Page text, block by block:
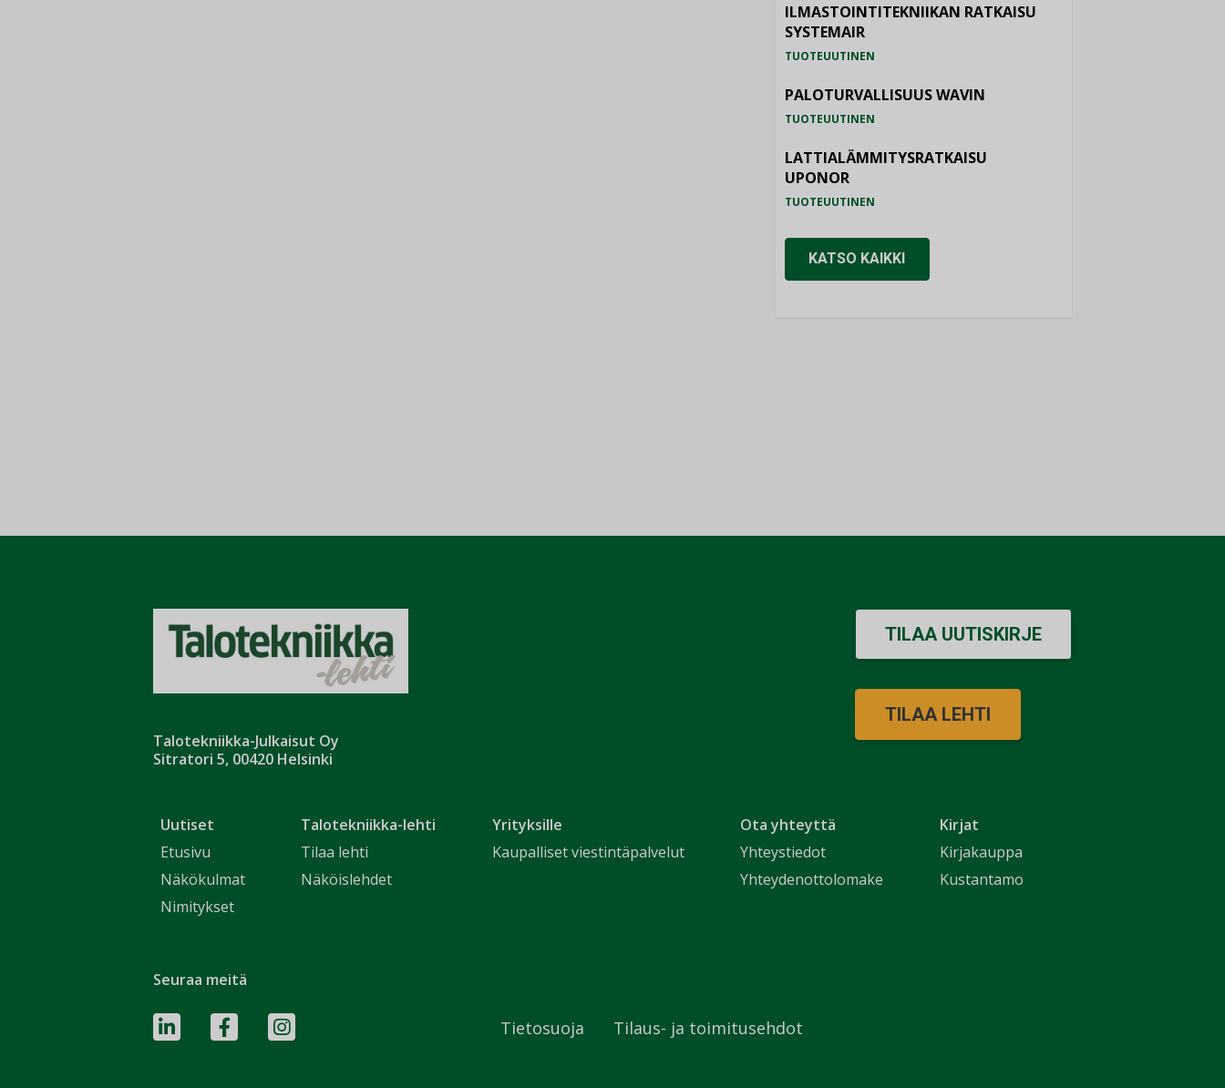
ILMASTOINTITEKNIIKAN RATKAISU
SYSTEMAIR
TUOTEUUTINEN
PALOTURVALLISUUS WAVIN
TUOTEUUTINEN
LATTIALÄMMITYSRATKAISU
UPONOR
TUOTEUUTINEN
KATSO KAIKKI
Talotekniikka-Julkaisut Oy
Sitratori 5, 00420 Helsinki
Uutiset
Etusivu
Näkökulmat
Nimitykset
Talotekniikka-lehti
Tilaa lehti
Näköislehdet
Yrityksille
Kaupalliset viestintäpalvelut
Ota yhteyttä
Yhteystiedot
Yhteydenottolomake
Kirjat
Kirjakauppa
Kustantamo
TILAA UUTISKIRJE
TILAA LEHTI
Seuraa meitä
Tietosuoja Tilaus- ja toimitusehdot